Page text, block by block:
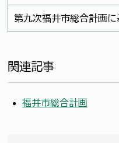
第九次福井市総合計画
関連記事
福井市総合計画